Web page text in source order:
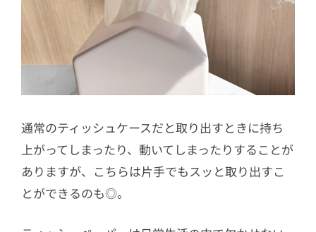
通常のティッシュケースだと取り出すときに持ち
上がってしまったり、動いてしまったりすることが
ありますが、こちらは片手でもスッと取り出すこ
とができるのも◎。